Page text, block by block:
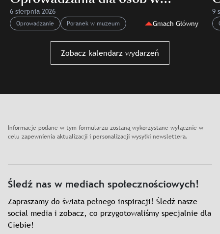
wieku 60+ po wystawie
XX+XXI. Galeria Sztuki
Polskiej
6 sierpnia 2026
Oprowadzanie
Poranek w muzeum Gmach Główny
9
Slajd: Poranek w muzeum. Oprowadzania dla osób w
Zobacz kalendarz wydarzeń
Informacje podane w tym formularzu zostaną wykorzystane wyłącznie w
celu zapewnienia aktualizacji i personalizacji wysyłki newslettera.
Śledź nas w mediach społecznościowych!
Zapraszamy do świata pełnego inspiracji! Śledź nasze
social media i zobacz, co przygotowaliśmy specjalnie dla
Ciebie!